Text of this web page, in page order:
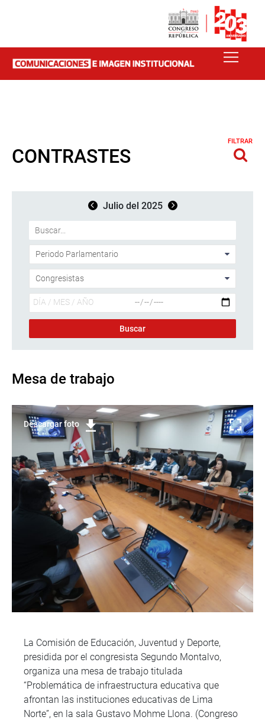
CONTRASTES
FILTRAR
Julio del 2025
Mesa de trabajo
Descargar foto
La Comisión de Educación, Juventud y Deporte,
presidida por el congresista Segundo Montalvo,
organiza una mesa de trabajo titulada
“Problemática de infraestructura educativa que
afrontan las instituciones educativas de Lima
Norte”, en la sala Gustavo Mohme Llona. (Congreso